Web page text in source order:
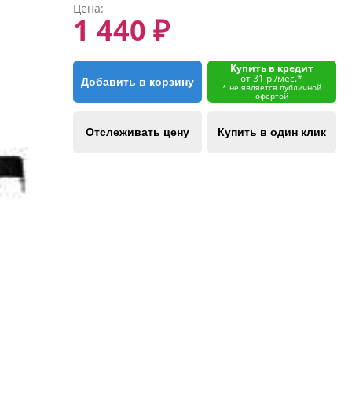
Цена:
1 440 ₽
Добавить в корзину
Купить в кредит
от 31 р./мес.*
* не является публичной
офертой
Отслеживать цену Купить в один клик